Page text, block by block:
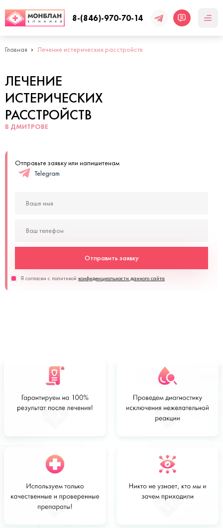
8-(846)-970-70-14
Главная Лечение истерических расстройств
ЛЕЧЕНИЕ
ИСТЕРИЧЕСКИХ
РАССТРОЙСТВ
В ДМИТРОВЕ
Отправьте заявку или напишитенам
Telegram
Отправить заявку
Я согласен с политикой конфиденциальности данного сайта
Стоимость
от 2300 руб
Заказать